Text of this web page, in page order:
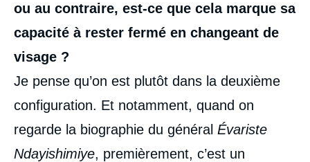
ou au contraire, est-ce que cela marque sa
capacité à rester fermé en changeant de
visage ?
Je pense qu’on est plutôt dans la deuxième
configuration. Et notamment, quand on
regarde la biographie du général Évariste
Ndayishimiye, premièrement, c’est un